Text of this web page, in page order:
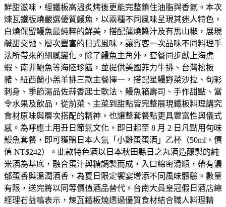
鮮甜滋味，經鐵板高溫炙烤後更能完整鎖住油脂與香氣。本次
煉瓦鐵板燒嚴選優質鰻魚，以兩種不同風味呈現其迷人特色，
白燒保留鰻魚最純粹的鮮美，搭配蒲燒醬汁及有馬山椒，展現
鹹甜交融、層次豐富的日式風味，讓賓客一次品味不同料理手
法所帶來的細膩變化。除了鰻魚主角外，套餐同步獻上海虎
蝦、南非鮑魚等海陸珍饈，並提供美國菲力牛排、台灣松板
豬、紐西蘭小羔羊排三款主餐擇一，搭配星鰻野菜沙拉、旬彩
刺身、季節湯品佐蒜香起士軟法、鰻魚箱壽司、手作甜點、當
令水果及飲品，從前菜、主菜到甜點皆完整展現鐵板料理講究
食材原味與層次搭配的精神，也讓整套餐點更具豐富性與儀式
感。為呼應土用丑日節氣文化，即日起至 8 月 2 日凡點用旬味
鰻魚套餐，即可獲贈日本人氣「小雞蛋蛋酒」乙杯（50ml，價
值 NT$242）。此款特色酒以日本秋田縣日之丸酒造釀製的純
米酒為基底，融合蛋汁與糖調製而成，入口綿密滑順，帶有濃
郁蛋香與溫潤酒香，為夏日限定饗宴增添不同風味體驗。數量
有限，送完將以同等價值酒品替代。台南大員皇冠假日酒店總
經理石益鳴表示，煉瓦鐵板燒透過優質食材結合職人料理精